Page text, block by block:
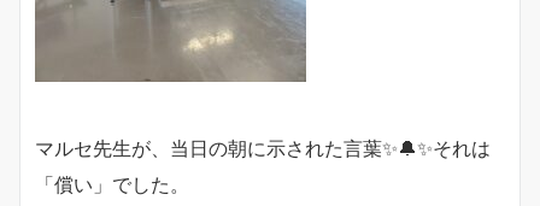
マルセ先生が、当日の朝に示された言葉✨🔔✨それは
「償い」でした。